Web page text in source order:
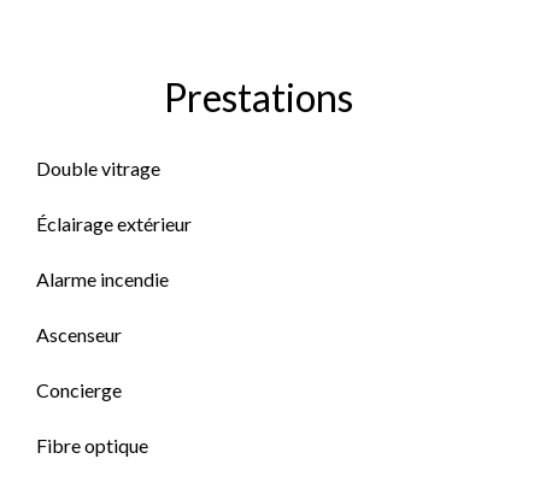
Prestations
Double vitrage
Éclairage extérieur
Alarme incendie
Ascenseur
Concierge
Fibre optique